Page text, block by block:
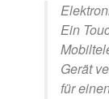
Ein
Gerät
für